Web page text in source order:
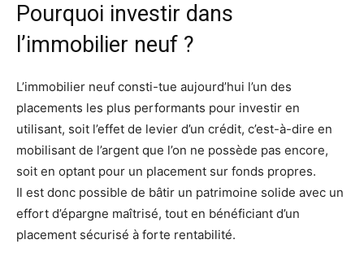
Pourquoi investir dans
l’immobilier neuf ?
L’immobilier neuf consti-tue aujourd’hui l’un des
placements les plus performants pour investir en
utilisant, soit l’effet de levier d’un crédit, c’est-à-dire en
mobilisant de l’argent que l’on ne possède pas encore,
soit en optant pour un placement sur fonds propres.
Il est donc possible de bâtir un patrimoine solide avec un
effort d’épargne maîtrisé, tout en bénéficiant d’un
placement sécurisé à forte rentabilité.